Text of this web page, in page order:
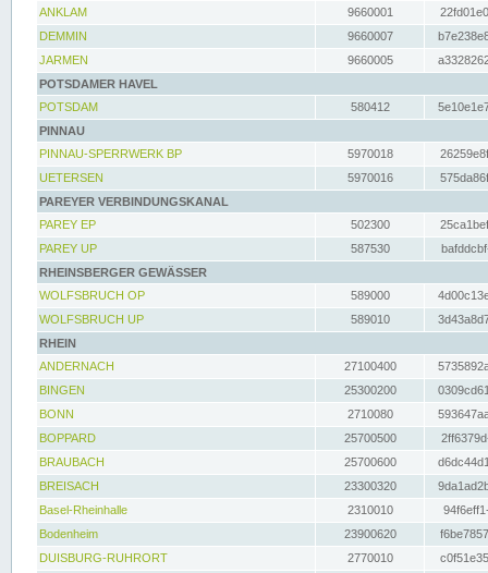
ANKLAM
9660001
DEMMIN
9660007
JARMEN
9660005
POTSDAMER HAVEL
POTSDAM
580412
PINNAU
PINNAU-SPERRWERK BP
5970018
UETERSEN
5970016
PAREYER VERBINDUNGSKANAL
PAREY EP
502300
PAREY UP
587530
RHEINSBERGER GEWÄSSER
WOLFSBRUCH OP
589000
WOLFSBRUCH UP
589010
RHEIN
ANDERNACH
27100400
BINGEN
25300200
BONN
2710080
BOPPARD
25700500
BRAUBACH
25700600
BREISACH
23300320
Basel-Rheinhalle
2310010
Bodenheim
23900620
DUISBURG-RUHRORT
2770010